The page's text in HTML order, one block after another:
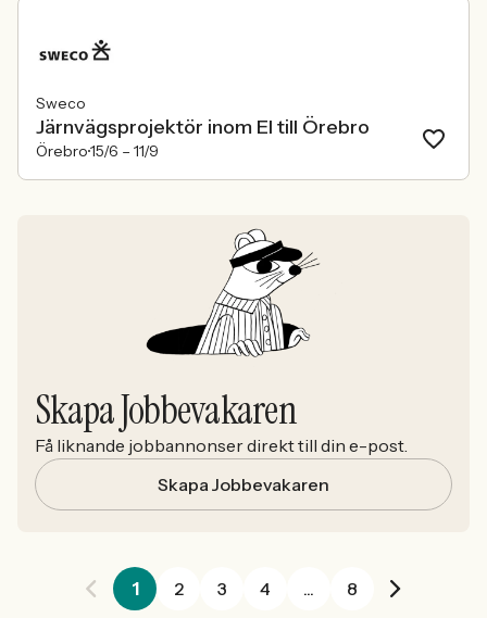
Sweco
Järnvägsprojektör inom El till Örebro
Örebro15/6 – 11/9
Skapa Jobbevakaren
Få liknande jobbannonser direkt till din e-post.
Skapa Jobbevakaren
1 2 3 4 ... 8